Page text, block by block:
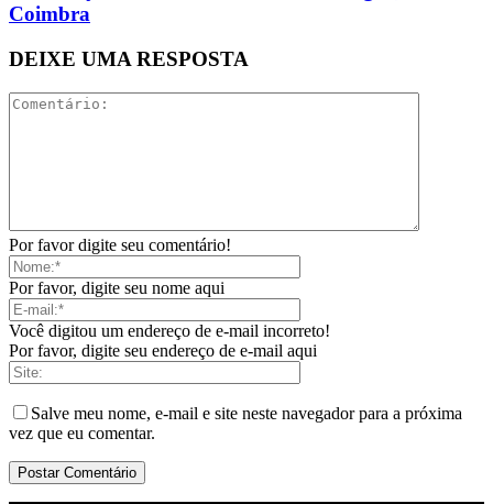
Coimbra
DEIXE UMA RESPOSTA
Por favor digite seu comentário!
Por favor, digite seu nome aqui
Você digitou um endereço de e-mail incorreto!
Por favor, digite seu endereço de e-mail aqui
Salve meu nome, e-mail e site neste navegador para a próxima
vez que eu comentar.